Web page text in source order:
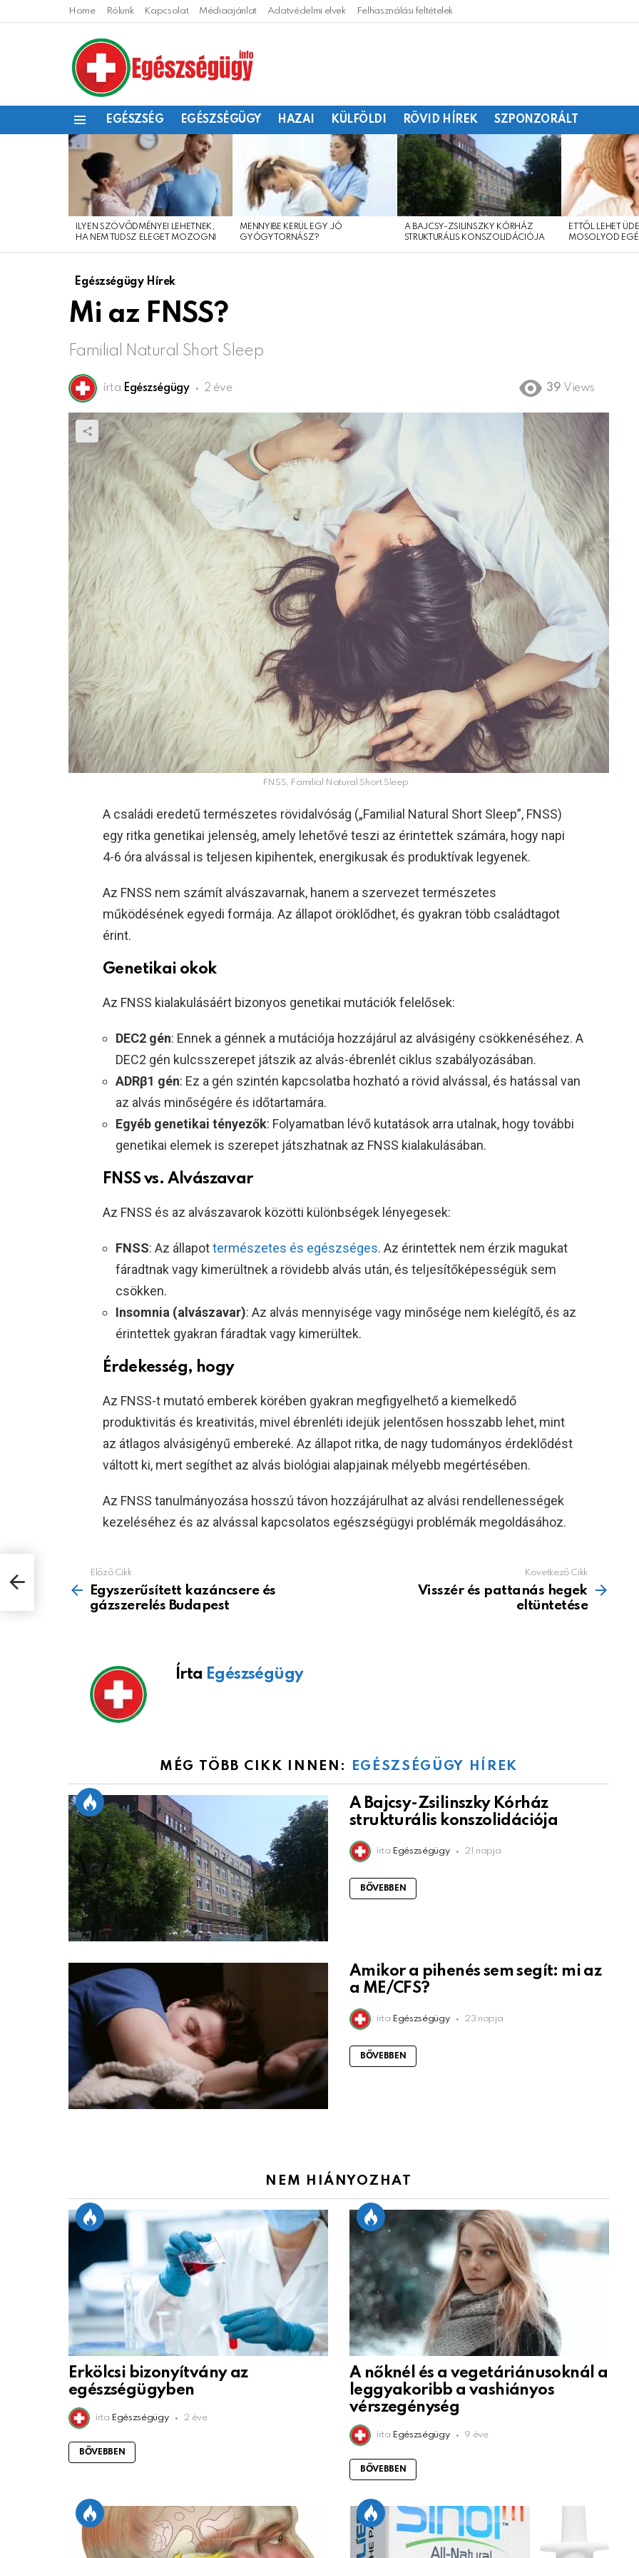
Home Rólunk Kapcsolat Médiaajánlat Adatvédelmi elvek Felhasználási feltételek
EGÉSZSÉG EGÉSZSÉGÜGY HAZAI KÜLFÖLDI RÖVID HÍREK SZPONZORÁLT
LEGFRISSEBB
CIKKEINK
ILYEN SZÖVŐDMÉNYEI LEHETNEK,
HA NEM TUDSZ ELEGET MOZOGNI
MENNYIBE KERÜL EGY JÓ
GYÓGYTORNÁSZ?
A BAJCSY-ZSILINSZKY KÓRHÁZ
STRUKTURÁLIS KONSZOLIDÁCIÓJA
ETTŐL LEHET
MOSOLYOD
Egészségügy Hírek
Mi az FNSS?
Familial Natural Short Sleep
írta Egészségügy 2 éve 39 Views
FNSS, Familial Natural Short Sleep
A családi eredetű természetes rövidalvóság („Familial Natural Short Sleep”, FNSS)
egy ritka genetikai jelenség, amely lehetővé teszi az érintettek számára, hogy napi
4-6 óra alvással is teljesen kipihentek, energikusak és produktívak legyenek.
Az FNSS nem számít alvászavarnak, hanem a szervezet természetes
működésének egyedi formája. Az állapot öröklődhet, és gyakran több családtagot
érint.
Genetikai okok
Az FNSS kialakulásáért bizonyos genetikai mutációk felelősek:
DEC2 gén: Ennek a génnek a mutációja hozzájárul az alvásigény csökkenéséhez. A
DEC2 gén kulcsszerepet játszik az alvás-ébrenlét ciklus szabályozásában.
ADRβ1 gén: Ez a gén szintén kapcsolatba hozható a rövid alvással, és hatással van
az alvás minőségére és időtartamára.
Egyéb genetikai tényezők: Folyamatban lévő kutatások arra utalnak, hogy további
genetikai elemek is szerepet játszhatnak az FNSS kialakulásában.
FNSS vs. Alvászavar
Az FNSS és az alvászavarok közötti különbségek lényegesek:
FNSS: Az állapottermészetes és egészséges. Az érintettek nem érzik magukat
fáradtnak vagy kimerültnek a rövidebb alvás után, és teljesítőképességük sem
csökken.
Insomnia (alvászavar): Az alvás mennyisége vagy minősége nem kielégítő, és az
érintettek gyakran fáradtak vagy kimerültek.
Érdekesség, hogy
Az FNSS-t mutató emberek körében gyakran megfigyelhető a kiemelkedő
produktivitás és kreativitás, mivel ébrenléti idejük jelentősen hosszabb lehet, mint
az átlagos alvásigényű embereké. Az állapot ritka, de nagy tudományos érdeklődést
váltott ki, mert segíthet az alvás biológiai alapjainak mélyebb megértésében.
Az FNSS tanulmányozása hosszú távon hozzájárulhat az alvási rendellenességek
kezeléséhez és az alvással kapcsolatos egészségügyi problémák megoldásához.
more
Előző Cikk
Egyszerűsített kazáncsere és
gázszerelés Budapest
Következő Cikk
Visszér és pattanás hegek
eltüntetése
Írta Egészségügy
MÉG TÖBB CIKK INNEN: EGÉSZSÉGÜGY HÍREK
A Bajcsy-Zsilinszky Kórház
strukturális konszolidációja
írta Egészségügy 21 napja
BŐVEBBEN
Amikor a pihenés sem segít: mi az
a ME/CFS?
írta Egészségügy 23 napja
BŐVEBBEN
NEM HIÁNYOZHAT
Erkölcsi bizonyítvány az
egészségügyben
írta Egészségügy 2 éve
BŐVEBBEN
A nőknél és a vegetáriánusoknál a
leggyakoribb a vashiányos
vérszegénység
írta Egészségügy 9 éve
BŐVEBBEN